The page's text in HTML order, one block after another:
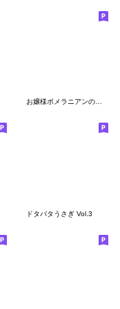
お嬢様ポメラニアンの日常
ドタバタうさぎ Vol.3